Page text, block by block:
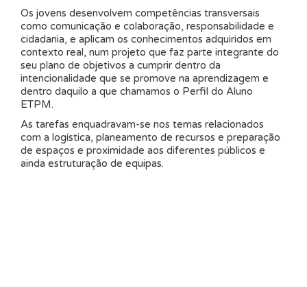
Os jovens desenvolvem competências transversais
como comunicação e colaboração, responsabilidade e
cidadania, e aplicam os conhecimentos adquiridos em
contexto real, num projeto que faz parte integrante do
seu plano de objetivos a cumprir dentro da
intencionalidade que se promove na aprendizagem e
dentro daquilo a que chamamos o Perfil do Aluno
ETPM.
As tarefas enquadravam-se nos temas relacionados
com a logística, planeamento de recursos e preparação
de espaços e proximidade aos diferentes públicos e
ainda estruturação de equipas.